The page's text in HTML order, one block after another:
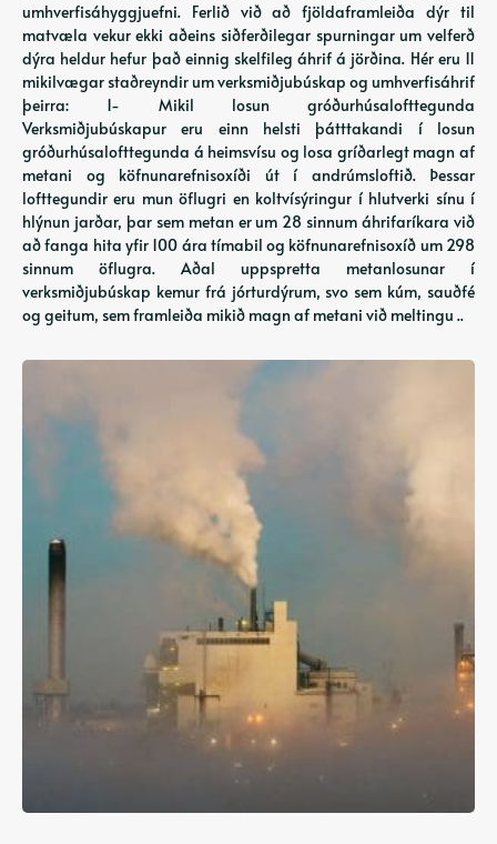
umhverfisáhyggjuefni. Ferlið við að fjöldaframleiða dýr til
matvæla vekur ekki aðeins siðferðilegar spurningar um velferð
dýra heldur hefur það einnig skelfileg áhrif á jörðina. Hér eru 11
mikilvægar staðreyndir um verksmiðjubúskap og umhverfisáhrif
þeirra: 1- Mikil losun gróðurhúsalofttegunda
Verksmiðjubúskapur eru einn helsti þátttakandi í losun
gróðurhúsalofttegunda á heimsvísu og losa gríðarlegt magn af
metani og köfnunarefnisoxíði út í andrúmsloftið. Þessar
lofttegundir eru mun öflugri en koltvísýringur í hlutverki sínu í
hlýnun jarðar, þar sem metan er um 28 sinnum áhrifaríkara við
að fanga hita yfir 100 ára tímabil og köfnunarefnisoxíð um 298
sinnum öflugra. Aðal uppspretta metanlosunar í
verksmiðjubúskap kemur frá jórturdýrum, svo sem kúm, sauðfé
og geitum, sem framleiða mikið magn af metani við meltingu ..